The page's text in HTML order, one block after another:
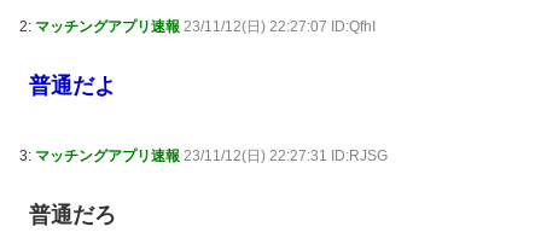
2: マッチングアプリ速報 23/11/12(日) 22:27:07 ID:QfhI
普通だよ
3: マッチングアプリ速報 23/11/12(日) 22:27:31 ID:RJSG
普通だろ